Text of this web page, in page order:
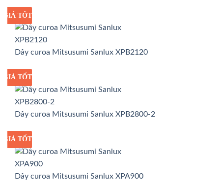
GIÁ SỈ
GIÁ TỐT
Dây curoa Mitsusumi Sanlux XPB2120
GIÁ SỈ
GIÁ TỐT
Dây curoa Mitsusumi Sanlux XPB2800-2
GIÁ SỈ
GIÁ TỐT
Dây curoa Mitsusumi Sanlux XPA900